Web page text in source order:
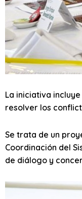
La iniciativa
resolver los
Se trata de un
Coordinación del
de diálogo y